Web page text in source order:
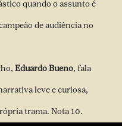
quando o assunto é
de audiência no
Eduardo Bueno, fala
leve e curiosa,
trama. Nota 10.